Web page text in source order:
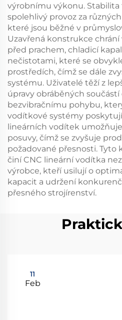
výrobnímu výkonu.
spolehlivý provoz za
které jsou běžné v
Uzavřená konstrukce
před prachem, chladicí
nečistotami, které se
prostředích, čímž se dále
systému. Uživatelé těží z
úpravy obráběných
bezvibračnímu pohybu,
vodítkové systémy
lineárních vodítek
posuvy, čímž se zvyšuje
požadované přesnosti.
činí CNC lineární vodítka
výrobce, kteří usilují o
kapacit a udržení
přesného strojírenství.
11
Feb